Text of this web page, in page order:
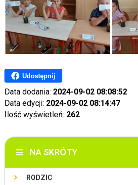
Udostępnij
Data dodania: 2024-09-02 08:08:52
Data edycji: 2024-09-02 08:14:47
Ilość wyświetleń: 262
NA SKRÓTY
RODZIC